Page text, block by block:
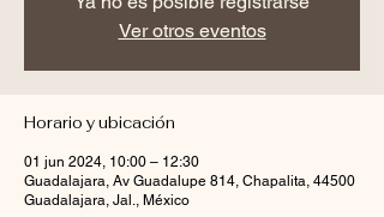
Ver otros eventos
Horario y ubicación
01 jun 2024, 10:00 – 12:30
Guadalajara, Av Guadalupe 814, Chapalita, 44500
Guadalajara, Jal., México